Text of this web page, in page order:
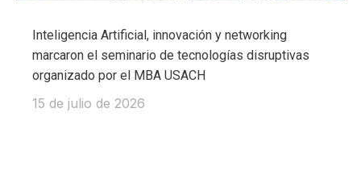
Inteligencia Artificial, innovación y networking
marcaron el seminario de tecnologías disruptivas
organizado por el MBA USACH
15 de julio de 2026